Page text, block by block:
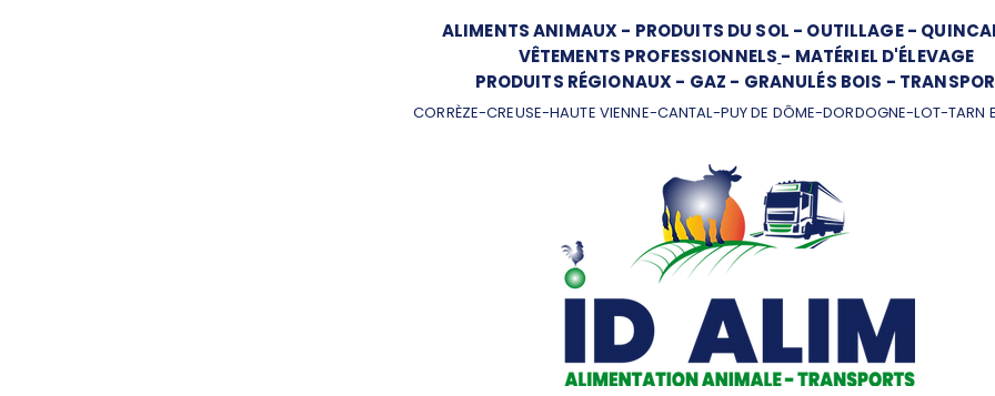
ALIMENTS ANIMAUX- PRODUITS DU SOL - OUTILLAGE-
VÊTEMENTS PROFESSIONNELS - MATÉRIEL D'ÉLEVAGE
PRODUITS RÉGIONAUX- GAZ - GRANULÉS BOIS -
CORRÈZE-CREUSE-HAUTE VIENNE-CANTAL-PUY DE DÔME-DORDOGNE-LOT-TARN